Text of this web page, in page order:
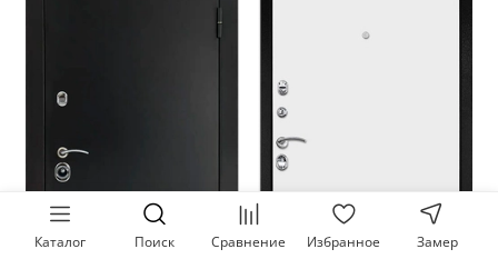
Каталог Поиск Сравнение Избранное Замер